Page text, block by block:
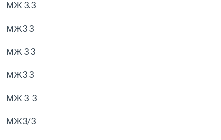
МЖ 3.3
МЖ3 3
МЖ 3 3
МЖ3 3
МЖ 3 3
МЖ3/3